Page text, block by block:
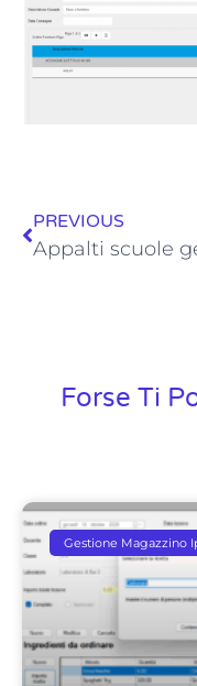
PREVIOUS
Forse Ti
Gestione Magazzino